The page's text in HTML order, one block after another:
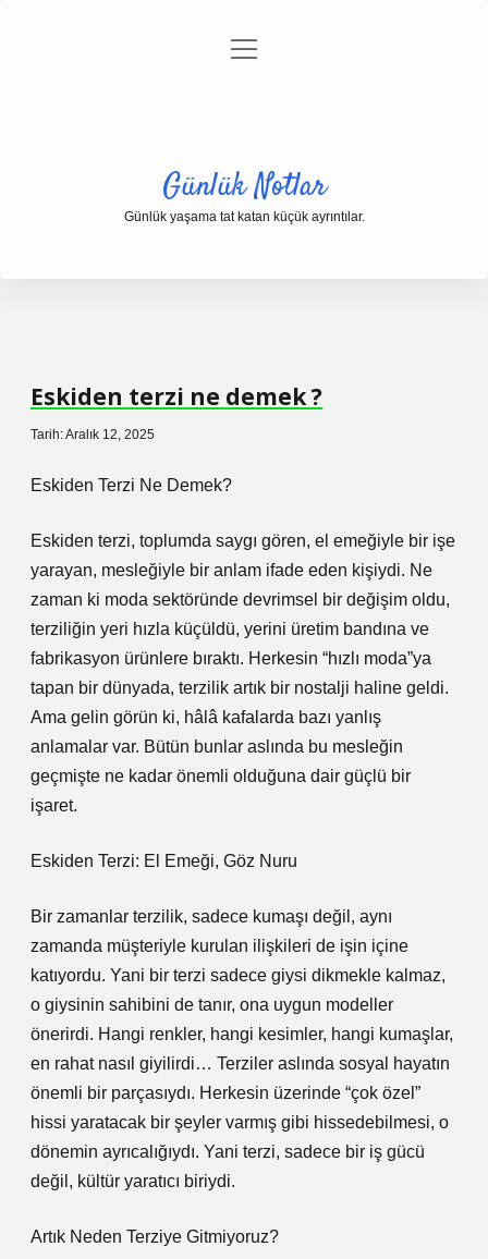
Gizlilik Politikası
menüyü
Günlük Notlar
Günlük yaşama tat katan küçük ayrıntılar.
Eskiden terzi ne demek ?
Tarih: Aralık 12, 2025
Eskiden Terzi Ne Demek?
Eskiden terzi, toplumda saygı gören, el emeğiyle bir işe
yarayan, mesleğiyle bir anlam ifade eden kişiydi. Ne
zaman ki moda sektöründe devrimsel bir değişim oldu,
terziliğin yeri hızla küçüldü, yerini üretim bandına ve
fabrikasyon ürünlere bıraktı. Herkesin “hızlı moda”ya
tapan bir dünyada, terzilik artık bir nostalji haline geldi.
Ama gelin görün ki, hâlâ kafalarda bazı yanlış
anlamalar var. Bütün bunlar aslında bu mesleğin
geçmişte ne kadar önemli olduğuna dair güçlü bir
işaret.
Eskiden Terzi: El Emeği, Göz Nuru
Bir zamanlar terzilik, sadece kumaşı değil, aynı
zamanda müşteriyle kurulan ilişkileri de işin içine
katıyordu. Yani bir terzi sadece giysi dikmekle kalmaz,
o giysinin sahibini de tanır, ona uygun modeller
önerirdi. Hangi renkler, hangi kesimler, hangi kumaşlar,
en rahat nasıl giyilirdi… Terziler aslında sosyal hayatın
önemli bir parçasıydı. Herkesin üzerinde “çok özel”
hissi yaratacak bir şeyler varmış gibi hissedebilmesi, o
dönemin ayrıcalığıydı. Yani terzi, sadece bir iş gücü
değil, kültür yaratıcı biriydi.
Artık Neden Terziye Gitmiyoruz?